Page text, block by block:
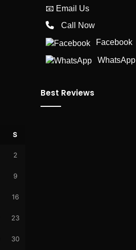
S
2
9
16
23
30
📧 Email Us
Call Now
Facebook
WhatsApp
Best Reviews